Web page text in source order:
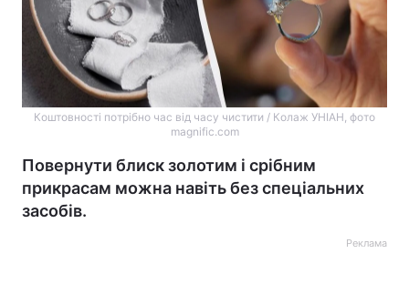
Коштовності потрібно час від часу чистити / Колаж УНІАН, фото
magnific.com
Повернути блиск золотим і срібним
прикрасам можна навіть без спеціальних
засобів.
Реклама